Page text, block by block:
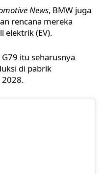
News, BMW juga
rencana mereka
elektrik (EV).
itu seharusnya
di pabrik
2028.